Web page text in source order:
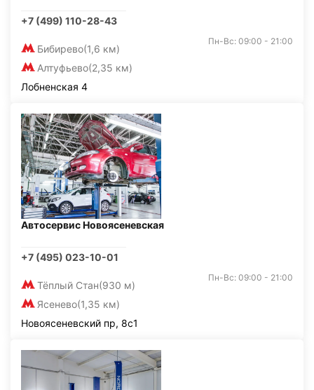
+7 (499) 110-28-43
Бибирево(1,6 км)
Алтуфьево(2,35 км)
Пн-Вс: 09:00 - 21:00
Лобненская 4
Автосервис Новоясеневская
+7 (495) 023-10-01
Тёплый Стан(930 м)
Ясенево(1,35 км)
Пн-Вс: 09:00 - 21:00
Новоясеневский пр, 8с1